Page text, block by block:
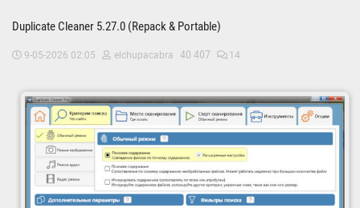
Duplicate Cleaner 5.27.0 (Repack & Portable)
9-05-2026 02:05 elchupacabra 40 407 14